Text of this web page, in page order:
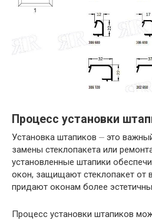
Процесс установки
Установка штапиков ⏤ это
замены стеклопакета или
установленные штапики
окон, защищают стеклопакет от
придают оконам более
Процесс установки штапиков